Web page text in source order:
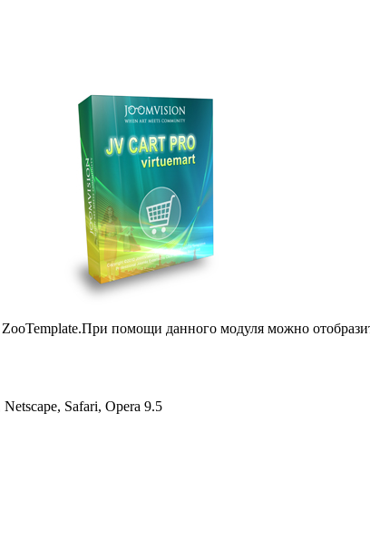
ZooTemplate.При помощи данного модуля можно
Netscape, Safari, Opera 9.5